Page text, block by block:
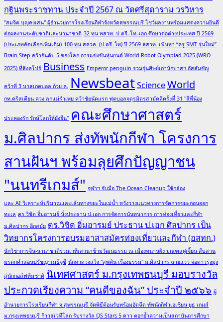
กฐินพระราชทาน ประจำปี 2567 ณ วัดศรีสุดาราม วรวิหาร
"สมจิต บุญคงเสน" ผู้อำนวยการโรงเรียนกีฬาจังหวัดสุพรรณบุรี โชว์ผลงานพร้อมแสดงความยินดี
ต่อผลงานระดับชาติและนานาชาติ 32 ทุน พสวท. ป.ตรี–โท–เอก ศึกษาต่อต่างประเทศ ปี 2569
(ประเภทคัดเลือกเพิ่มเติม) 100 ทุน สควค. (ป.ตรี–โท) ปี 2569 สสวท. เฟ้นหา “ครู SMT รุ่นใหม่”
Brain Step คว้าอันดับ 5 ของโลก การแข่งขันหุ่นยนต์ World Robot Olympiad 2025 (WRO
2025) ที่สิงคโปร์ Business Emperor penguin รวมรุ่นศิษย์เก่านักบาสฯ อัสสัมชัญ
คว้าที่ 3 บาสเกตบอล ถ้วย ค. NewsbeatScienceWorld
กท.คริสเตียน ควง ลูกแม่รำเพย คว้าชัยนัดแรก ฟุตบอลจตุรมิตรสามัคคีครั้งที่ 31 "สี่พี่น้อง
ประคองรัก รักษ์โลกให้ยั่งยืน" คณะศึกษาศาสตร์
ม.ศิลปากร ส่งทัพนักกีฬา โครงการ
สานฝันฯ พร้อมลุยศึกปัญญาชน
"นนทรีเกมส์" จุฬาฯ จับมือ The Ocean Cleanup ใช้กล้อง
และ AI วิเคราะห์ปริมาณและเส้นทางขยะในแม่น้ำ หวังวางแนวทางการจัดการขยะก่อนออก
ทะเล ดร.วิชิต อิ่มอารมย์ นั่งประธาน ป.เอก การจัดการนันทนาการ การท่องเที่ยวและกีฬา
ม.ศิลปากร อีกสมัย ดร.วิชิต อิ่มอารมย์ ประธาน ป.เอก ศิลปากร เป็น
วิทยากรโครงการอบรมอาสาสมัครท่องเที่ยวและกีฬา (อสทก.)
นักวิชาการจีน-นานาชาติร่วมเวทีเสวนาข้ามวัฒนธรรม ณ เมืองหนานผิง มณฑลฝูเจี้ยน สืบสาน
มรดกคำสอนปรัชญาเมธีจูซี นักหวดวงสวิง "สุพศิน เรืองธรรม" ม.ศิลปากร ฉายแวว จ่อดาวรุ่งมุ่ง
สู่นักกอล์ฟทีมชาติ นิเทศศาสตร์ ม.กรุงเทพธนบุรี มอบรางวัล
ประกวดเรียงความ “คนดีของฉัน” ประจำปี ๒๕๖๖ ผู้
อำนวยการโรงเรียนกีฬา จ.สุพรรณบุรี จัดพิธีต้อนรับพร้อมอัดฉีด ทัพนักกีฬาเอเชียน ยูธ เกมส์
ม.กรุงเทพธนบุรี ก้าวสู่เวทีโลก รับรางวัล QS Stars 5 ดาว ตอกย้ำความเป็นสถาบันการศึกษา